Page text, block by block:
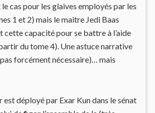
le cas pour les glaives employés par les
1 et 2) mais le maitre Jedi Baas
cette capacité pour se battre à l’aide
du tome 4). Une astuce narrative
forcément nécessaire)… mais
est déployé par Exar Kun dans le sénat